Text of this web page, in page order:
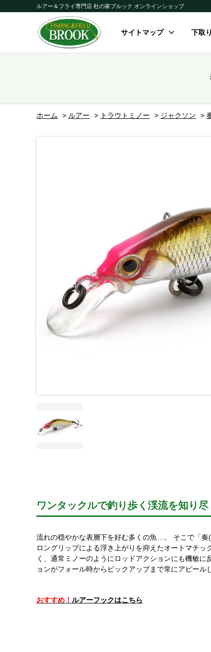
ルアー＆フライ専門店 杜の家ブルック オンラインショップ
サイトマップ 下取
ホーム > ルアー > トラウトミノー > ジャクソン >
ワンタックルで釣り歩く渓流を知り
流れの穏やかな表層下を好む多くの魚…。 そこで「
ロングリップによる浮き上がりを抑えたオートマチ
く、通常ミノーのようにロッドアクションにも機敏
ョンがフォール時からピックアップまで常にアピール
おすすめ！ ルアーフックはこちら